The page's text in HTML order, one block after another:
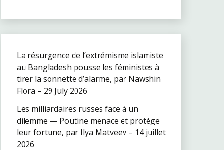
La résurgence de l’extrémisme islamiste
au Bangladesh pousse les féministes à
tirer la sonnette d’alarme, par Nawshin
Flora – 29 July 2026
Les milliardaires russes face à un
dilemme — Poutine menace et protège
leur fortune, par Ilya Matveev – 14 juillet
2026